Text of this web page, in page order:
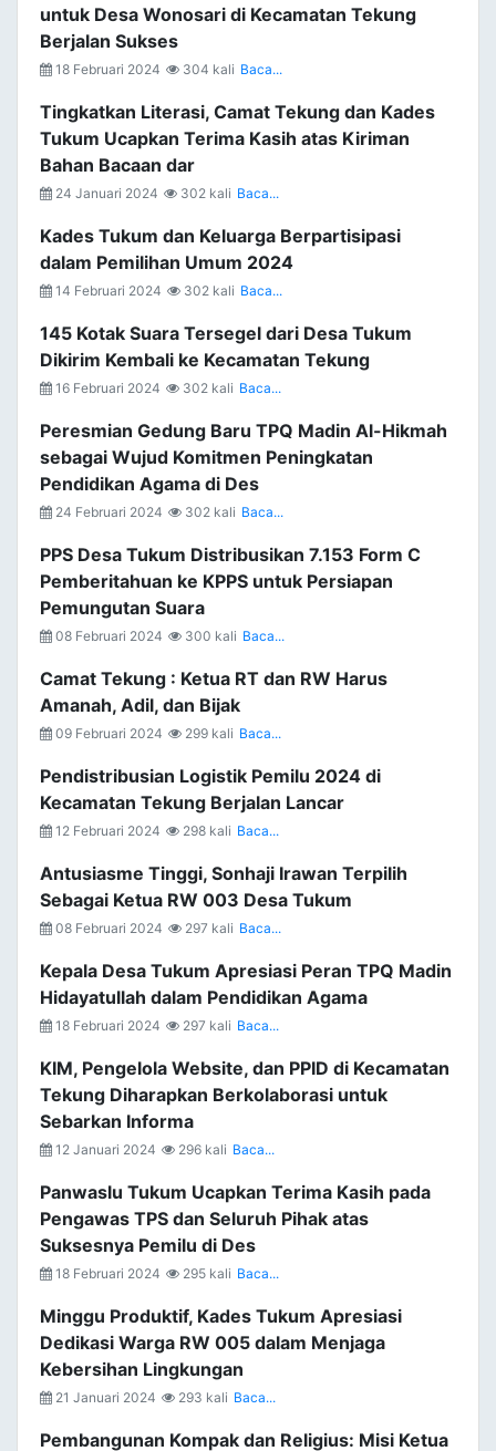
untuk Desa Wonosari di Kecamatan Tekung
Berjalan Sukses
18 Februari 2024 304 kali Baca...
Tingkatkan Literasi, Camat Tekung dan Kades
Tukum Ucapkan Terima Kasih atas Kiriman
Bahan Bacaan dar
24 Januari 2024 302 kali Baca...
Kades Tukum dan Keluarga Berpartisipasi
dalam Pemilihan Umum 2024
14 Februari 2024 302 kali Baca...
145 Kotak Suara Tersegel dari Desa Tukum
Dikirim Kembali ke Kecamatan Tekung
16 Februari 2024 302 kali Baca...
Peresmian Gedung Baru TPQ Madin Al-Hikmah
sebagai Wujud Komitmen Peningkatan
Pendidikan Agama di Des
24 Februari 2024 302 kali Baca...
PPS Desa Tukum Distribusikan 7.153 Form C
Pemberitahuan ke KPPS untuk Persiapan
Pemungutan Suara
08 Februari 2024 300 kali Baca...
Camat Tekung : Ketua RT dan RW Harus
Amanah, Adil, dan Bijak
09 Februari 2024 299 kali Baca...
Pendistribusian Logistik Pemilu 2024 di
Kecamatan Tekung Berjalan Lancar
12 Februari 2024 298 kali Baca...
Antusiasme Tinggi, Sonhaji Irawan Terpilih
Sebagai Ketua RW 003 Desa Tukum
08 Februari 2024 297 kali Baca...
Kepala Desa Tukum Apresiasi Peran TPQ Madin
Hidayatullah dalam Pendidikan Agama
18 Februari 2024 297 kali Baca...
KIM, Pengelola Website, dan PPID di Kecamatan
Tekung Diharapkan Berkolaborasi untuk
Sebarkan Informa
12 Januari 2024 296 kali Baca...
Panwaslu Tukum Ucapkan Terima Kasih pada
Pengawas TPS dan Seluruh Pihak atas
Suksesnya Pemilu di Des
18 Februari 2024 295 kali Baca...
Minggu Produktif, Kades Tukum Apresiasi
Dedikasi Warga RW 005 dalam Menjaga
Kebersihan Lingkungan
21 Januari 2024 293 kali Baca...
Pembangunan Kompak dan Religius: Misi Ketua